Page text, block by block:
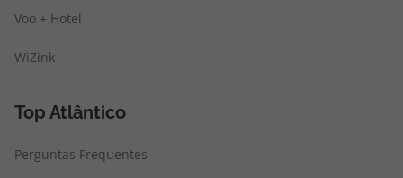
Voo + Hotel
WiZink
Top Atlântico
Perguntas Frequentes